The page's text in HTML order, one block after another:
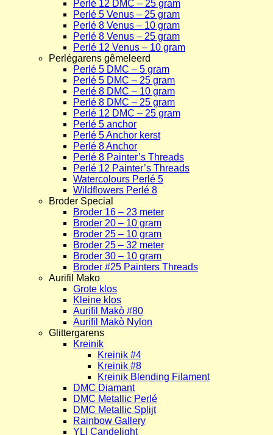
Perlé 12 DMC – 25 gram
Perlé 5 Venus – 25 gram
Perlé 8 Venus – 10 gram
Perlé 8 Venus – 25 gram
Perlé 12 Venus – 10 gram
Perlégarens gêmeleerd
Perlé 5 DMC – 5 gram
Perlé 5 DMC – 25 gram
Perlé 8 DMC – 10 gram
Perlé 8 DMC – 25 gram
Perlé 12 DMC – 25 gram
Perlé 5 anchor
Perlé 5 Anchor kerst
Perlé 8 Anchor
Perlé 8 Painter’s Threads
Perlé 12 Painter’s Threads
Watercolours Perlé 5
Wildflowers Perlé 8
Broder Special
Broder 16 – 23 meter
Broder 20 – 10 gram
Broder 25 – 10 gram
Broder 25 – 32 meter
Broder 30 – 10 gram
Broder #25 Painters Threads
Aurifil Mako
Grote klos
Kleine klos
Aurifil Makò #80
Aurifil Makò Nylon
Glittergarens
Kreinik
Kreinik #4
Kreinik #8
Kreinik Blending Filament
DMC Diamant
DMC Metallic Perlé
DMC Metallic Splijt
Rainbow Gallery
YLI Candelight